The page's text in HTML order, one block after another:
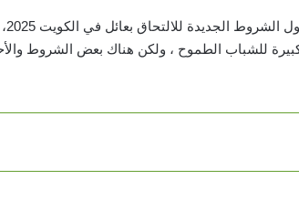
كبيرة للشباب الطموح ، ولكن هناك بعض الشروط